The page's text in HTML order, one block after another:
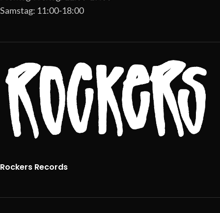
Samstag: 11:00-18:00
Rockers Records